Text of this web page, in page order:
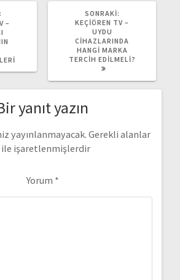
YAZI:
–
SONRAKI:
YAZI:
KEÇIÖREN TV –
UYDU
CIHAZLARINDA
HANGI MARKA
TERCIH EDILMELI?
yanıt yazın
yayınlanmayacak. Gerekli alanlar
ile işaretlenmişlerdir
Yorum *